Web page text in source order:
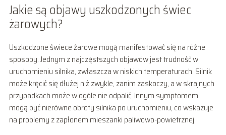
Jakie są objawy uszkodzonych świec
żarowych?
Uszkodzone świece żarowe mogą manifestować się na różne
sposoby. Jednym z najczęstszych objawów jest trudność w
uruchomieniu silnika, zwłaszcza w niskich temperaturach. Silnik
może kręcić się dłużej niż zwykle, zanim zaskoczy, a w skrajnych
przypadkach może w ogóle nie odpalić. Innym symptomem
mogą być nierówne obroty silnika po uruchomieniu, co wskazuje
na problemy z zapłonem mieszanki paliwowo-powietrznej.